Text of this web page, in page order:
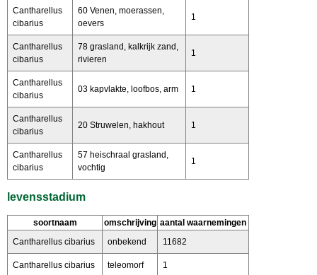
Cantharellus
cibarius
60 Venen, moerassen,
oevers
1
Cantharellus
cibarius
78 grasland, kalkrijk zand,
rivieren
1
Cantharellus
cibarius
03 kapvlakte, loofbos, arm 1
Cantharellus
cibarius
20 Struwelen, hakhout 1
Cantharellus
cibarius
57 heischraal grasland,
vochtig
1
levensstadium
soortnaam omschrijving aantal waarnemingen
Cantharellus cibarius
onbekend 11682
Cantharellus cibarius teleomorf 1